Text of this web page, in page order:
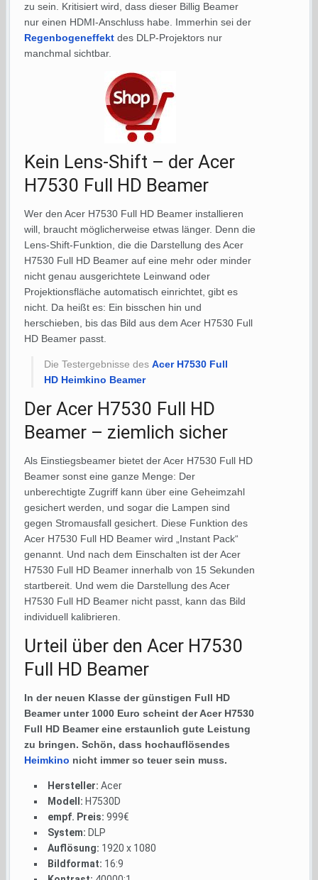
zu sein. Kritisiert wird, dass dieser Billig Beamer
nur einen HDMI-Anschluss habe. Immerhin sei der
Regenbogeneffektdes DLP-Projektors nur
manchmal sichtbar.
Kein Lens-Shift – der Acer
H7530 Full HD Beamer
Wer den Acer H7530 Full HD Beamer installieren
will, braucht möglicherweise etwas länger. Denn die
Lens-Shift-Funktion, die die Darstellung des Acer
H7530 Full HD Beamer auf eine mehr oder minder
nicht genau ausgerichtete Leinwand oder
Projektionsfläche automatisch einrichtet, gibt es
nicht. Da heißt es: Ein bisschen hin und
herschieben, bis das Bild aus dem Acer H7530 Full
HD Beamer passt.
Die Testergebnisse desAcer H7530 Full
HD Heimkino Beamer
Der Acer H7530 Full HD
Beamer – ziemlich sicher
Als Einstiegsbeamer bietet der Acer H7530 Full HD
Beamer sonst eine ganze Menge: Der
unberechtigte Zugriff kann über eine Geheimzahl
gesichert werden, und sogar die Lampen sind
gegen Stromausfall gesichert. Diese Funktion des
Acer H7530 Full HD Beamer wird „Instant Pack“
genannt. Und nach dem Einschalten ist der Acer
H7530 Full HD Beamer innerhalb von 15 Sekunden
startbereit. Und wem die Darstellung des Acer
H7530 Full HD Beamer nicht passt, kann das Bild
individuell kalibrieren.
Urteil über den Acer H7530
Full HD Beamer
In der neuen Klasse der günstigen Full HD
Beamer unter 1000 Euro scheint der Acer H7530
Full HD Beamer eine erstaunlich gute Leistung
zu bringen. Schön, dass hochauflösendes
Heimkino nicht immer so teuer sein muss.
Hersteller: Acer
Modell: H7530D
empf. Preis: 999€
System: DLP
Auflösung: 1920 x 1080
Bildformat: 16:9